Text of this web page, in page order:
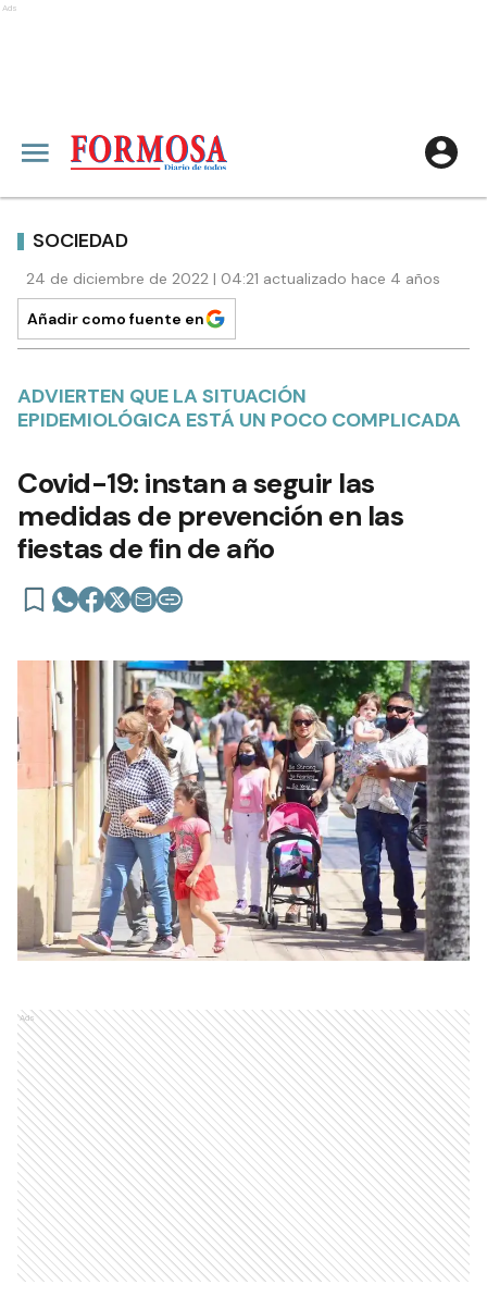
Ads
SOCIEDAD
24 de diciembre de 2022 | 04:21 actualizado hace 4 años
Añadir como fuente en
ADVIERTEN QUE LA SITUACIÓN
EPIDEMIOLÓGICA ESTÁ UN POCO COMPLICADA
Covid-19: instan a seguir las
medidas de prevención en las
fiestas de fin de año
Ads